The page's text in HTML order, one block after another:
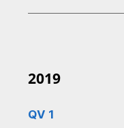
2019
QV 1